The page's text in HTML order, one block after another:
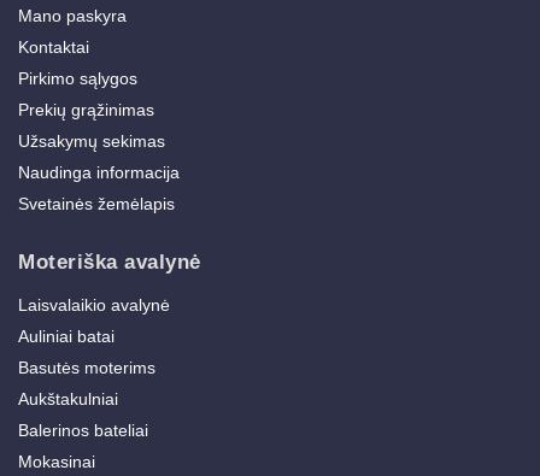
Mano paskyra
Kontaktai
Pirkimo sąlygos
Prekių grąžinimas
Užsakymų sekimas
Naudinga informacija
Svetainės žemėlapis
Moteriška avalynė
Laisvalaikio avalynė
Auliniai batai
Basutės moterims
Aukštakulniai
Balerinos bateliai
Mokasinai